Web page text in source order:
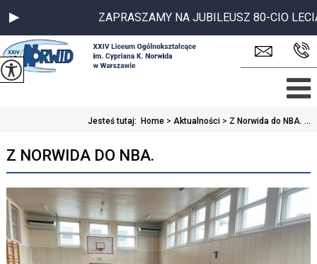
ZAPRASZAMY NA JUBILEUSZ 80-CIO
Jesteś tutaj: Home > Aktualności > Z Norwida do NBA. ...
Z NORWIDA DO NBA.